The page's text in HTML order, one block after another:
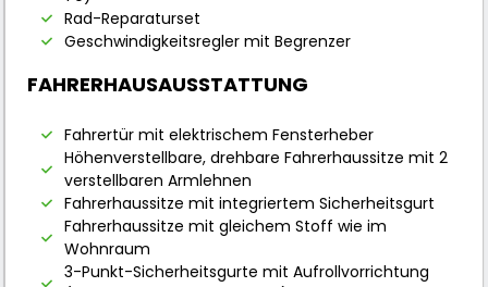
Rad-Reparaturset
Geschwindigkeitsregler mit Begrenzer
FAHRERHAUSAUSSTATTUNG
Fahrertür mit elektrischem Fensterheber
Höhenverstellbare, drehbare Fahrerhaussitze mit 2
verstellbaren Armlehnen
Fahrerhaussitze mit integriertem Sicherheitsgurt
Fahrerhaussitze mit gleichem Stoff wie im
Wohnraum
3-Punkt-Sicherheitsgurte mit Aufrollvorrichtung